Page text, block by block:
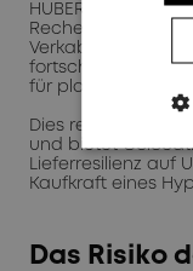
HUBER+SUHNER
Rechenzentren,
fortschrittliches
für
Dies reduziert das
und bietet
Lieferresilienz auf
Kaufkraft eines
Das Risiko